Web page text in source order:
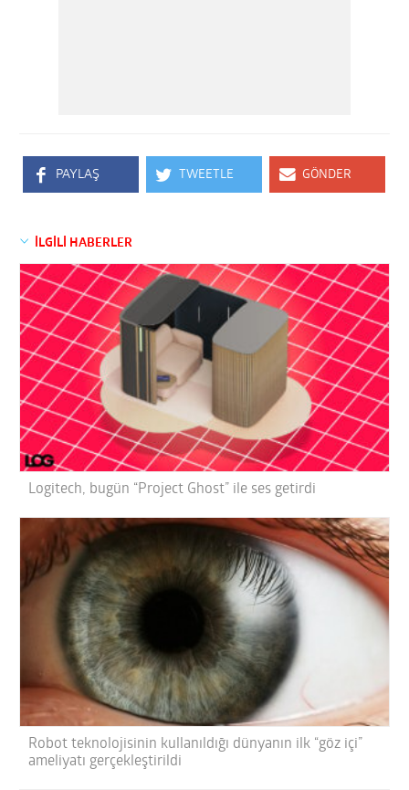
PAYLAŞ TWEETLE GÖNDER
İLGİLİ HABERLER
Logitech, bugün “Project Ghost” ile ses getirdi
Robot teknolojisinin kullanıldığı dünyanın ilk “göz içi”
ameliyatı gerçekleştirildi